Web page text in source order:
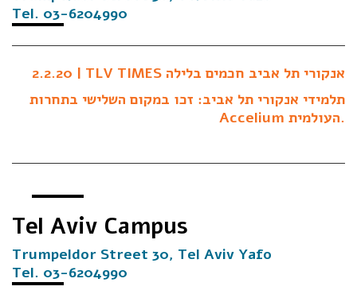
Tel. 03-6204990
2.2.20 | TLV TIMES אנקורי תל אביב חכמים בלילה
תלמידי אנקורי תל אביב: זכו במקום השלישי בתחרות
Accelium העולמית.
Tel Aviv Campus
Trumpeldor Street 30, Tel Aviv Yafo
Tel. 03-6204990